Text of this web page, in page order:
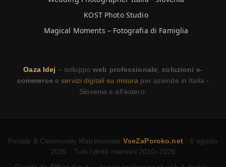
KOST Photo Studio
Magical Moments – Fotografia di Famiglia
Oaza Idej – sviluppoweb professionale, soluzioni e-
commerce eservizi digitali su misura per aziende in Italia -
Slovenia e all’estero.
Portale & Community Matrimoniale VseZaPoroko.net · 6 agosto
2026 · Tutti i diritti riservati 2010–2026